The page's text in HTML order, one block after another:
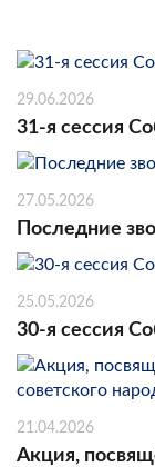
29.06.2026
31-я сессия
27.05.2026
Последние
25.05.2026
30-я сессия
21.04.2026
Акция,